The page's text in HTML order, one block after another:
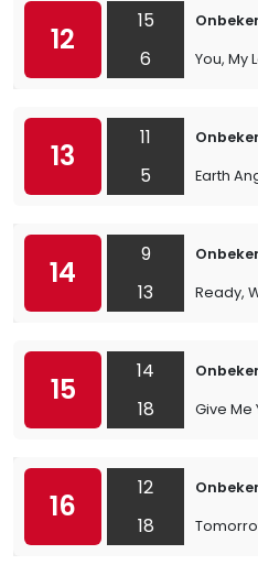
12
15
6
You, My
13
11
5
Earth
14
9
13
Ready,
15
14
18
Give Me
16
12
18